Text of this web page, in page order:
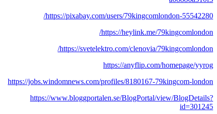
https://pixabay.com/users/79kingcomlondon-55542280/
https://heylink.me/79kingcomlondon/
https://svetelektro.com/clenovia/79kingcomlondon/
https://anyflip.com/homepage/yyrog
https://jobs.windomnews.com/profiles/8180167-79kingcom-london
https://www.bloggportalen.se/BlogPortal/view/BlogDetails?
id=301245